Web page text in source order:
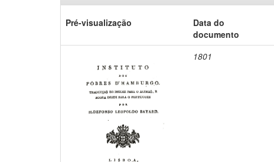
Pré-visualização
Data do
documento
1801